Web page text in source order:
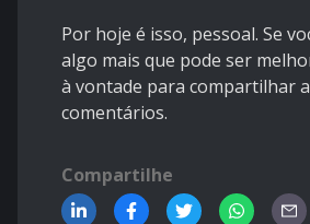
Por hoje é isso, pessoal. Se
algo mais que pode ser
à vontade para compartilhar
comentários.
Compartilhe